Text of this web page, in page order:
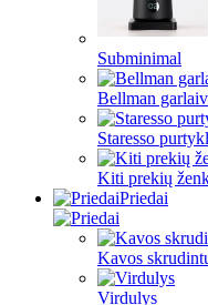
Subminimal
Bellman
Staresso
Kiti prekių
Priedai
Kavos
Virdulys